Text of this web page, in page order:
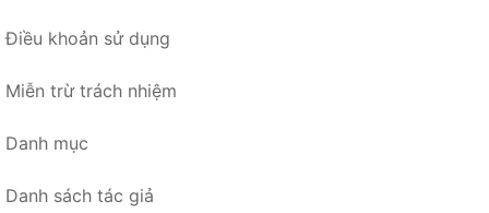
Điều khoản sử dụng
Miễn trừ trách nhiệm
Danh mục
Danh sách tác giả